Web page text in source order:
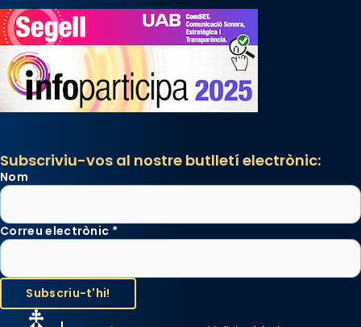
Subscriviu-vos al nostre butlletí electrònic:
Nom
Correu electrònic *